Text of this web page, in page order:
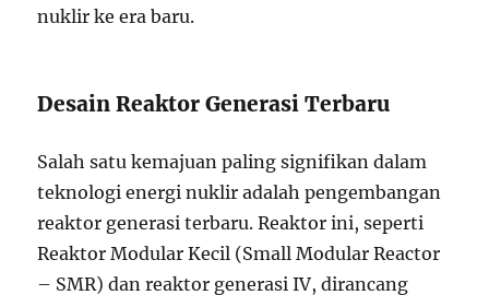
nuklir ke era baru.
Desain Reaktor Generasi Terbaru
Salah satu kemajuan paling signifikan dalam
teknologi energi nuklir adalah pengembangan
reaktor generasi terbaru. Reaktor ini, seperti
Reaktor Modular Kecil (Small Modular Reactor
– SMR) dan reaktor generasi IV, dirancang